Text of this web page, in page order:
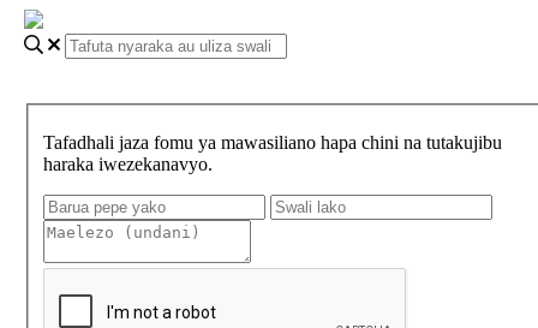
Tafadhali jaza fomu ya mawasiliano hapa chini na tutakujibu
haraka iwezekanavyo.